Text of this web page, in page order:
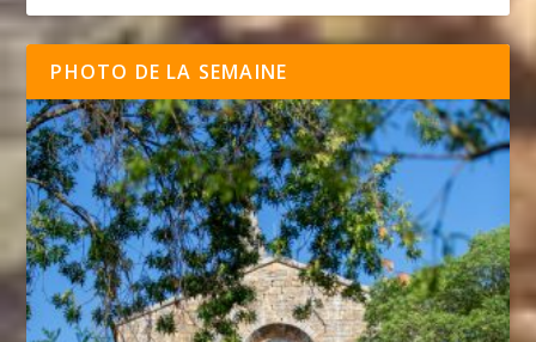
PHOTO DE LA SEMAINE